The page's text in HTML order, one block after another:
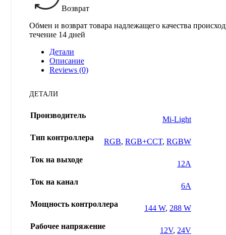
Возврат
Обмен и возврат товара надлежащего качества
течение 14 дней
Детали
Описание
Reviews (0)
ДЕТАЛИ
Производитель Mi-Light
Тип контроллера RGB, RGB+CCT, RGBW
Ток на выходе 12A
Ток на канал 6А
Мощность контроллера 144 W, 288 W
Рабочее напряжение 12V, 24V